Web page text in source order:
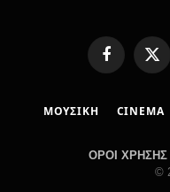
F
o
X
w
t
e
ΜΟΥΣΙΚΗ CINEMA
ΟΡΟΙ ΧΡΗΣΗΣ
©